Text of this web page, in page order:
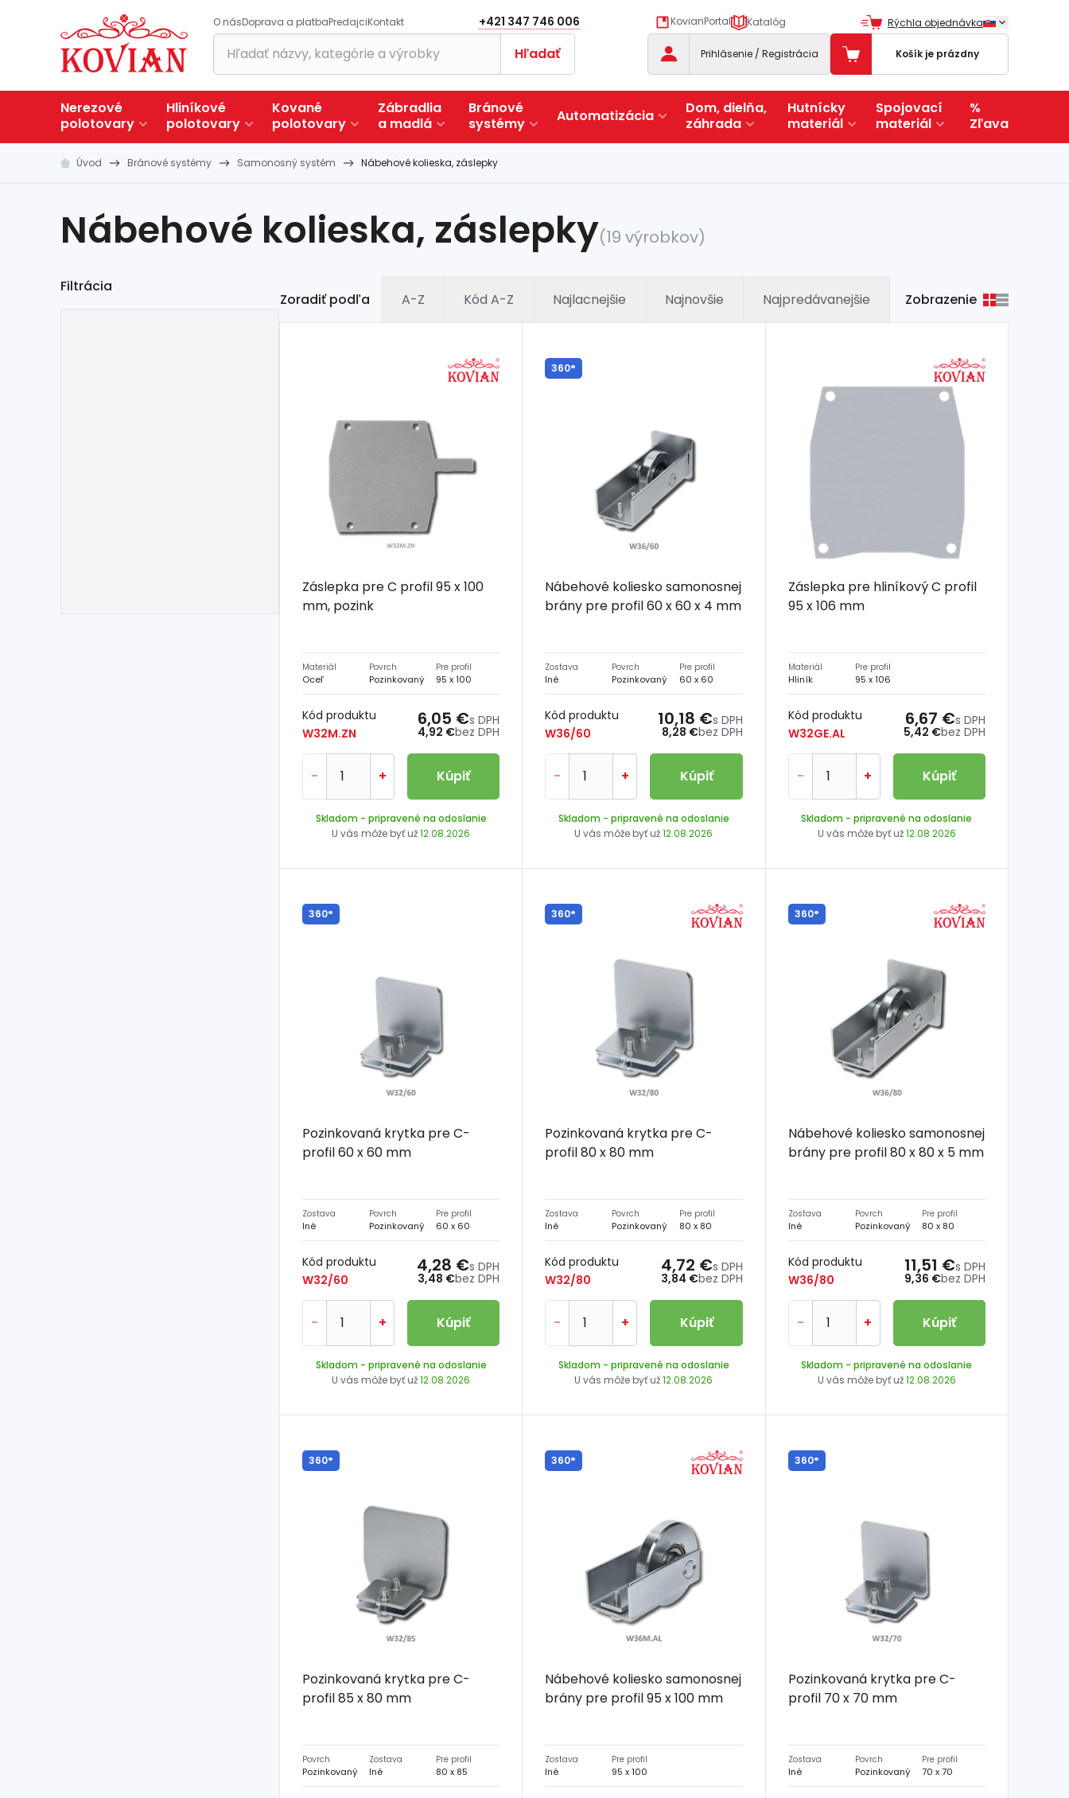
O násDoprava a platbaPredajciKontakt +421 347 746 006 KovianPortal Katalóg Rýchla objednávka
Hľadať Prihlásenie / Registrácia Košík je prázdny
Nerezové
polotovary
Hliníkové
polotovary
Kované
polotovary
Zábradlia
a madlá
Bránové
systémy
Automatizácia
Dom, dielňa,
záhrada
Hutnícky
materiál
Spojovací
materiál
%
Zľava
Úvod Bránové systémy Samonosný systém Nábehové kolieska, záslepky
Nábehové kolieska, záslepky(19 výrobkov)
Filtrácia
Zoradiť podľa A-Z Kód A-Z Najlacnejšie Najnovšie Najpredávanejšie Zobrazenie
Záslepka pre C profil 95 x 100
mm, pozink
Materiál
Oceľ
Povrch
Pozinkovaný
Pre profil
95 x 100
Kód produktu
W32M.ZN
4,92 €bez DPH
6,05 €s DPH
- + Kúpiť
Skladom - pripravené na odoslanie
U vás môže byť už12.08.2026
360°
Nábehové koliesko samonosnej
brány pre profil 60 x 60 x 4 mm
Zostava
Iné
Povrch
Pozinkovaný
Pre profil
60 x 60
Kód produktu
W36/60
8,28 €bez DPH
10,18 €s DPH
- + Kúpiť
Skladom - pripravené na odoslanie
U vás môže byť už12.08.2026
Záslepka pre hliníkový C profil
95 x 106 mm
Materiál
Hliník
Pre profil
95 x 106
Kód produktu
W32GE.AL
5,42 €bez DPH
6,67 €s DPH
- + Kúpiť
Skladom - pripravené na odoslanie
U vás môže byť už12.08.2026
360°
Pozinkovaná krytka pre C-
profil 60 x 60 mm
Zostava
Iné
Povrch
Pozinkovaný
Pre profil
60 x 60
Kód produktu
W32/60
3,48 €bez DPH
4,28 €s DPH
- + Kúpiť
Skladom - pripravené na odoslanie
U vás môže byť už12.08.2026
360°
Pozinkovaná krytka pre C-
profil 80 x 80 mm
Zostava
Iné
Povrch
Pozinkovaný
Pre profil
80 x 80
Kód produktu
W32/80
3,84 €bez DPH
4,72 €s DPH
- + Kúpiť
Skladom - pripravené na odoslanie
U vás môže byť už12.08.2026
360°
Nábehové koliesko samonosnej
brány pre profil 80 x 80 x 5 mm
Zostava
Iné
Povrch
Pozinkovaný
Pre profil
80 x 80
Kód produktu
W36/80
9,36 €bez DPH
11,51 €s DPH
- + Kúpiť
Skladom - pripravené na odoslanie
U vás môže byť už12.08.2026
360°
Pozinkovaná krytka pre C-
profil 85 x 80 mm
Povrch
Pozinkovaný
Zostava
Iné
Pre profil
80 x 85
360°
Nábehové koliesko samonosnej
brány pre profil 95 x 100 mm
Zostava
Iné
Pre profil
95 x 100
360°
Pozinkovaná krytka pre C-
profil 70 x 70 mm
Zostava
Iné
Povrch
Pozinkovaný
Pre profil
70 x 70